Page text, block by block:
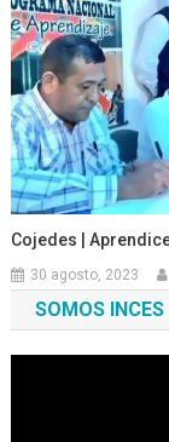
Cojedes |
30 agosto, 2023
SOMOS INCES